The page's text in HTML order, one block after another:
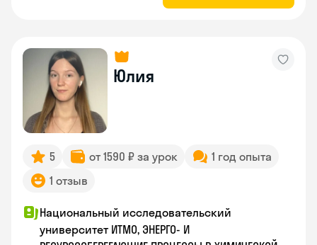
Юлия
5 от 1590 ₽ за урок
1 год опыта
1 отзыв
Национальный исследовательский
университет ИТМО, ЭНЕРГО- И